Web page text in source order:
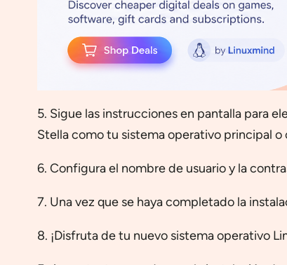
5. Sigue las instrucciones en pantalla para
Stella como tu sistema operativo principal
6. Configura el nombre de usuario y la
7. Una vez que se haya completado la
8. ¡Disfruta de tu nuevo sistema operativo